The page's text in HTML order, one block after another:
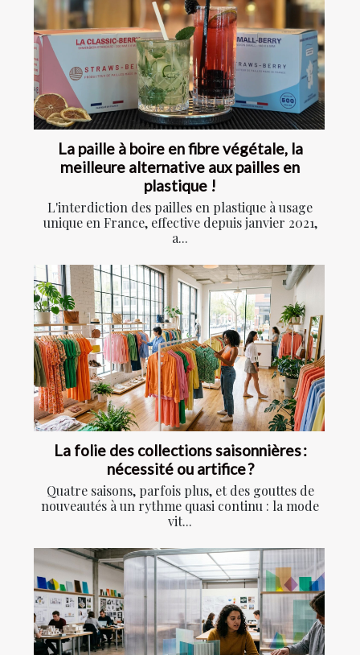
La paille à boire en fibre végétale, la
meilleure alternative aux pailles en
plastique !
L'interdiction des pailles en plastique à usage
unique en France, effective depuis janvier 2021,
a...
La folie des collections saisonnières :
nécessité ou artifice ?
Quatre saisons, parfois plus, et des gouttes de
nouveautés à un rythme quasi continu : la mode
vit...